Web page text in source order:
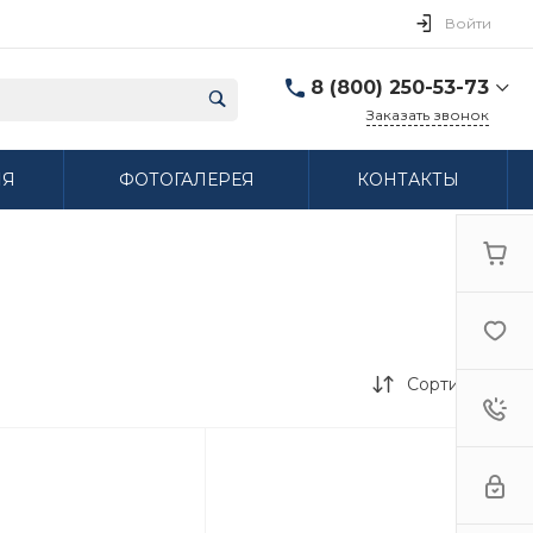
Войти
8 (800) 250-53-73
г. Нижний Новгород,
Заказать звонок
ФОТОГАЛЕРЕЯ КОНТАКТЫ
Сортировка